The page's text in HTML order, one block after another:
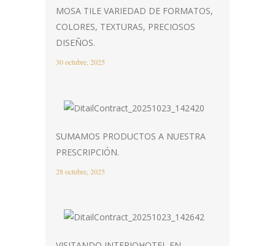
MOSA TILE VARIEDAD DE FORMATOS,
COLORES, TEXTURAS, PRECIOSOS
DISEÑOS.
30 octubre, 2025
SUMAMOS PRODUCTOS A NUESTRA
PRESCRIPCIÓN.
28 octubre, 2025